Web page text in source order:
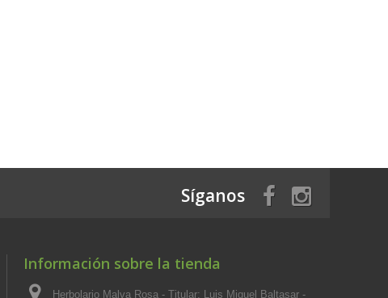
Síganos
Información sobre la tienda
Herbolario Malva Rosa - Titular: Luis Miguel Baltasar -